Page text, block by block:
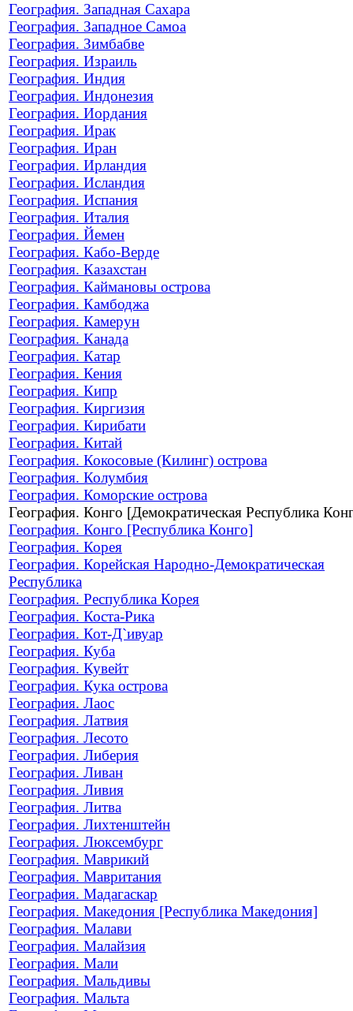
География. Западная Сахара
География. Западное Самоа
География. Зимбабве
География. Израиль
География. Индия
География. Индонезия
География. Иордания
География. Ирак
География. Иран
География. Ирландия
География. Исландия
География. Испания
География. Италия
География. Йемен
География. Кабо-Верде
География. Казахстан
География. Каймановы острова
География. Камбоджа
География. Камерун
География. Канада
География. Катар
География. Кения
География. Кипр
География. Киргизия
География. Кирибати
География. Китай
География. Кокосовые (Килинг) острова
География. Колумбия
География. Коморские острова
География. Конго [Демократическая Республика
География. Конго [Республика Конго]
География. Корея
География. Корейская Народно-Демократическая
Республика
География. Республика Корея
География. Коста-Рика
География. Кот-Д`ивуар
География. Куба
География. Кувейт
География. Кука острова
География. Лаос
География. Латвия
География. Лесото
География. Либерия
География. Ливан
География. Ливия
География. Литва
География. Лихтенштейн
География. Люксембург
География. Маврикий
География. Мавритания
География. Мадагаскар
География. Македония [Республика Македония]
География. Малави
География. Малайзия
География. Мали
География. Мальдивы
География. Мальта